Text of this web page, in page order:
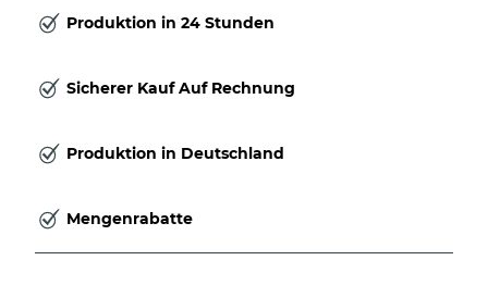
Produktion in 24 Stunden
Sicherer Kauf Auf Rechnung
Produktion in Deutschland
Mengenrabatte